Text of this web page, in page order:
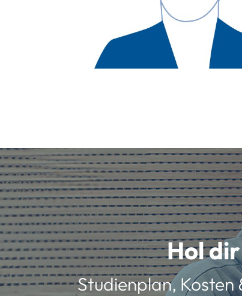
Hol
Studienplan, Kosten